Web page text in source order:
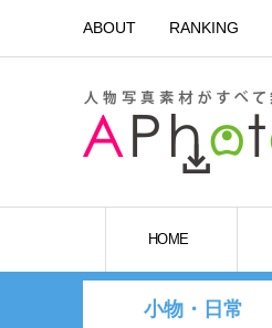
ABOUT RANKING
HOME
小物・日常